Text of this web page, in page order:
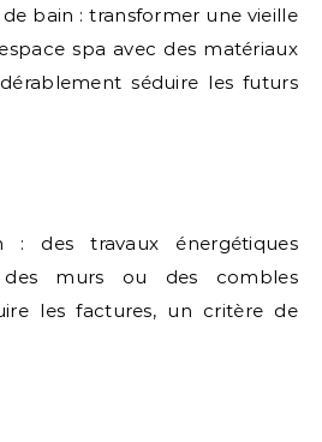
bain : transformer une vieille
spa avec des matériaux
séduire les futurs
: des travaux énergétiques
des murs ou des combles
les factures, un critère de